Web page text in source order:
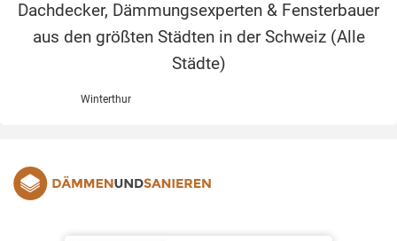
Dachdecker, Dämmungsexperten & Fensterbauer
aus den größten Städten in der Schweiz (Alle
Städte)
Winterthur